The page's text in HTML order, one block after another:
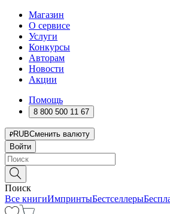
Магазин
О сервисе
Услуги
Конкурсы
Авторам
Новости
Акции
Помощь
8 800 500 11 67
RUBСменить валюту
Войти
Поиск
Все книгиИмпринтыБестселлеры